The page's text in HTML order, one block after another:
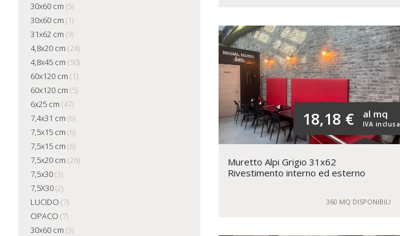
30x60 cm (5)
30x60 cm (1)
31x62 cm (9)
4,8x20 cm (24)
4,8x45 cm (50)
60x120 cm (1)
60x120 cm (5)
6x25 cm (47)
7,4x31 cm (6)
7,5x15 cm (6)
7,5x15 cm (6)
7,5x20 cm (26)
7,5x30(3)
7,5X30(2)
LUCIDO (7)
OPACO (7)
30x60 cm (3)
18,18 € IVA inclusa
al mq
Muretto Alpi Grigio 31x62
Rivestimento interno ed esterno
360 MQ DISPONIBILI